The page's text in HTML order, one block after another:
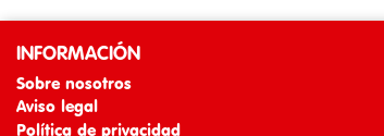
INFORMACIÓN
Sobre nosotros
Aviso legal
Política de privacidad